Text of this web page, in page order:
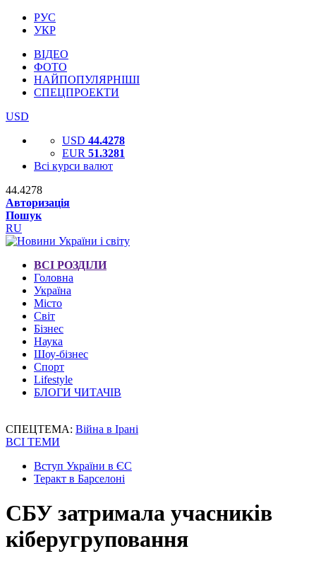
РУС
УКР
ВІДЕО
ФОТО
НАЙПОПУЛЯРНІШІ
СПЕЦПРОЕКТИ
USD
USD 44.4278
EUR 51.3281
Всі курси валют
44.4278
Авторизація
Пошук
RU
ВСІ РОЗДІЛИ
Головна
Україна
Місто
Світ
Бізнес
Наука
Шоу-бізнес
Спорт
Lifestyle
БЛОГИ ЧИТАЧІВ
СПЕЦТЕМА: Війна в Ірані
ВСІ ТЕМИ
Вступ України в ЄС
Теракт в Барселоні
СБУ затримала учасників
кіберугруповання